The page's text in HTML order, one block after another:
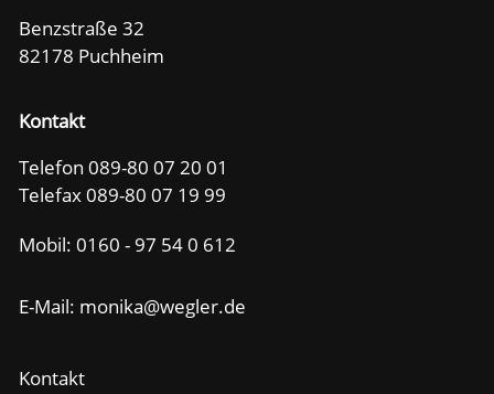
Benzstraße 32
82178 Puchheim
Kontakt
Telefon 089-80 07 20 01
Telefax 089-80 07 19 99
Mobil: 0160 - 97 54 0 612
E-Mail: m n k w gl r d
Kontakt